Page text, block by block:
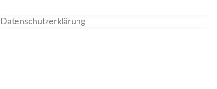
Datenschutzerklärung